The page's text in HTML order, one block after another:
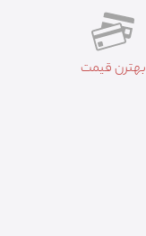
بهترن قیمت